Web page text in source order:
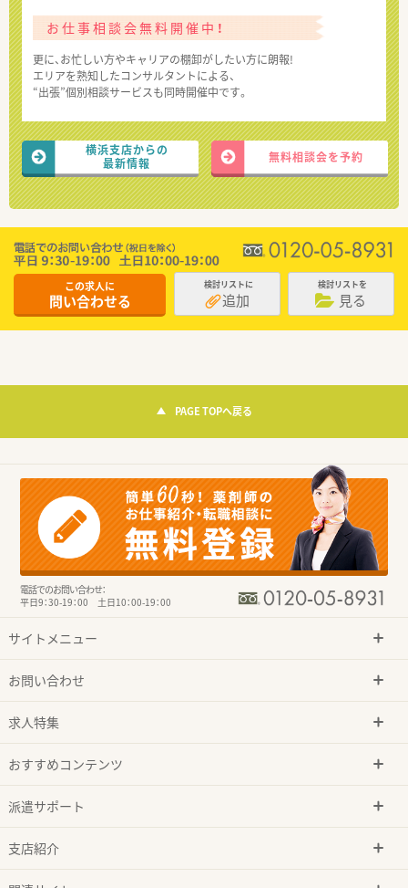
お仕事相談会無料開催中！
更に、お忙しい方やキャリアの棚卸がしたい方に朗報!
エリアを熟知したコンサルタントによる、
“出張”個別相談サービスも同時開催中です。
横浜支店からの
最新情報
無料相談会を予約
この求人に
問い合わせる
検討リストに
追加
検討リストを
見る
PAGE TOPへ戻る
電話でのお問い合わせ：
平日9：30-19：00 土日10：00-19：00
サイトメニュー
お問い合わせ
求人特集
おすすめコンテンツ
派遣サポート
支店紹介